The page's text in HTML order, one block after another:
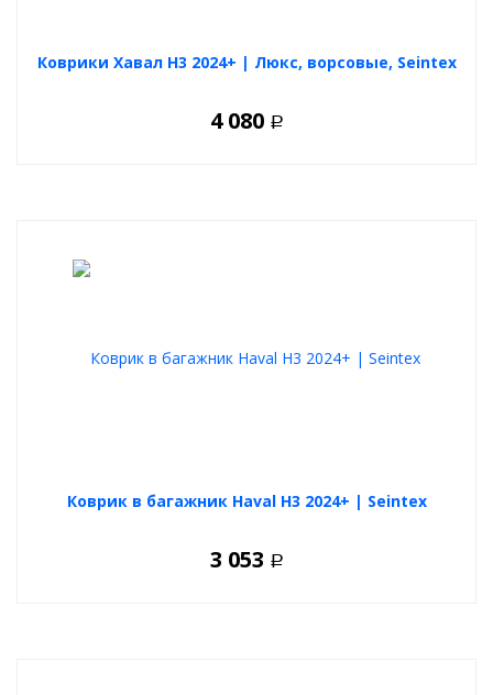
Коврики Хавал Н3 2024+ | Люкс, ворсовые, Seintex
4 080 Р
Коврик в багажник Haval H3 2024+ | Seintex
3 053 Р